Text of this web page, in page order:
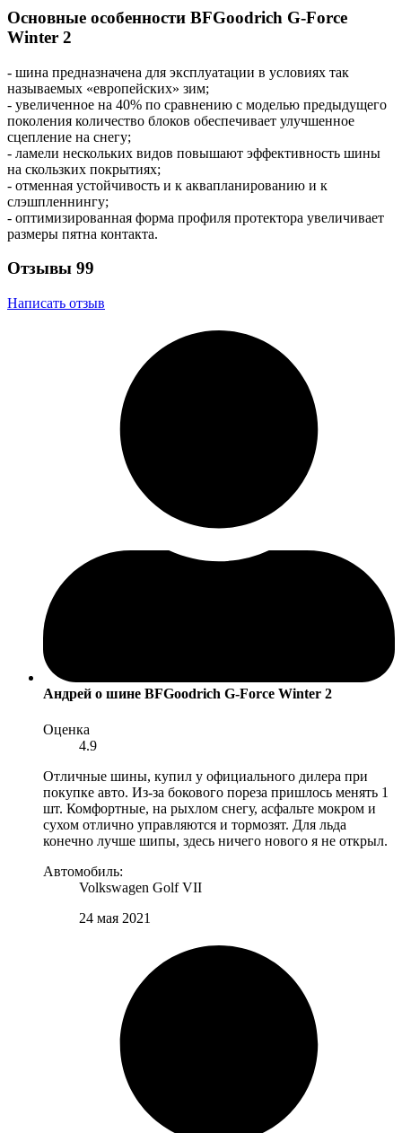
Основные особенности BFGoodrich G-Force
Winter 2
- шина предназначена для эксплуатации в условиях так
называемых «европейских» зим;
- увеличенное на 40% по сравнению с моделью предыдущего
поколения количество блоков обеспечивает улучшенное
сцепление на снегу;
- ламели нескольких видов повышают эффективность шины
на скользких покрытиях;
- отменная устойчивость и к аквапланированию и к
слэшпленнингу;
- оптимизированная форма профиля протектора увеличивает
размеры пятна контакта.
Отзывы 99
Написать отзыв
Андрей о шине BFGoodrich G-Force Winter 2
Оценка
4.9
Отличные шины, купил у официального дилера при
покупке авто. Из-за бокового пореза пришлось менять 1
шт. Комфортные, на рыхлом снегу, асфальте мокром и
сухом отлично управляются и тормозят. Для льда
конечно лучше шипы, здесь ничего нового я не открыл.
Автомобиль:
Volkswagen Golf VII
24 мая 2021